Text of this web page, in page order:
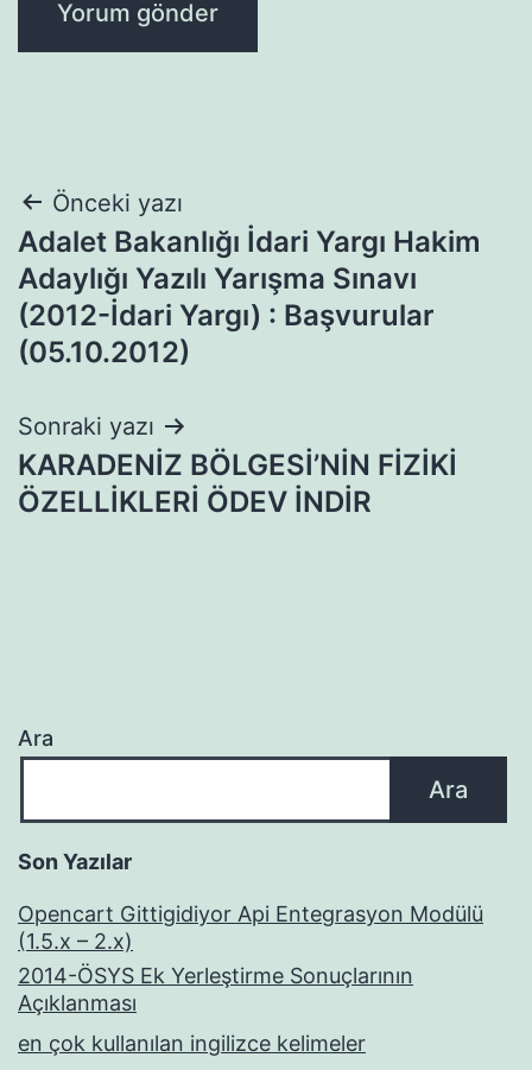
Yazı
gezinmesi
Önceki yazı
Adalet Bakanlığı İdari Yargı Hakim
Adaylığı Yazılı Yarışma Sınavı
(2012-İdari Yargı) : Başvurular
(05.10.2012)
Sonraki yazı
KARADENİZ BÖLGESİ’NİN FİZİKİ
ÖZELLİKLERİ ÖDEV İNDİR
Ara
Ara
Son Yazılar
Opencart Gittigidiyor Api Entegrasyon Modülü
(1.5.x – 2.x)
2014-ÖSYS Ek Yerleştirme Sonuçlarının
Açıklanması
en çok kullanılan ingilizce kelimeler